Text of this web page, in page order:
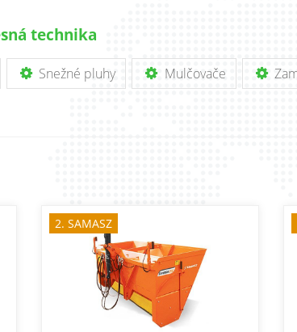
technika
Snežné pluhy Mulčovače
2. SAMASZ